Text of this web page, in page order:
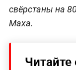
свёрстаны на
Маха.